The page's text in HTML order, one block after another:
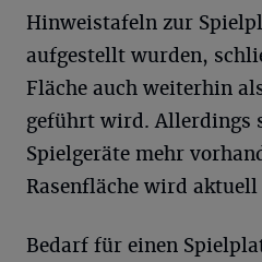
Hinweistafeln zur
aufgestellt wurden,
Fläche auch weiterhin
geführt wird. Allerdings
Spielgeräte mehr
Rasenfläche wird
Bedarf für einen